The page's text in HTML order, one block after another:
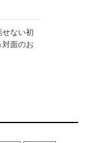
せない初
面のお